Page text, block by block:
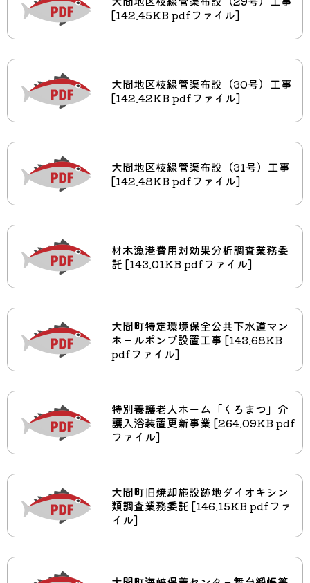
[142.45KB pdfファイル]
大間地区枝線管渠布設（30号）工事
[142.42KB pdfファイル]
大間地区枝線管渠布設（31号）工事
[142.48KB pdfファイル]
材木漁港費用対効果分析調査業務委
託 [143.01KB pdfファイル]
大間町特定環境保全公共下水道マン
ホ－ルポンプ設置工事 [143.68KB
pdfファイル]
特別養護老人ホーム「くろまつ」介
護入浴装置更新事業 [264.09KB pdf
ファイル]
大間町旧焼却施設跡地ダイオキシン
類調査業務委託 [146.15KB pdfファ
イル]